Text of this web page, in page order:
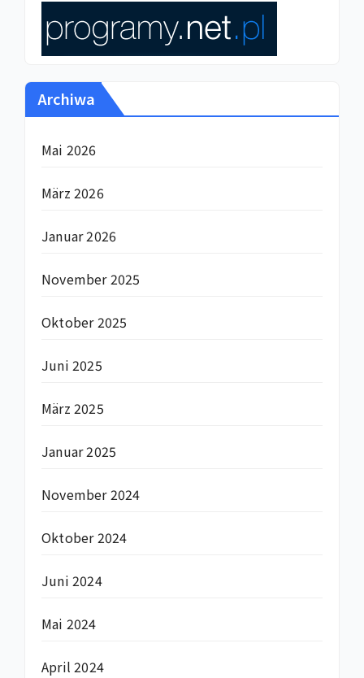
Archiwa
Mai 2026
März 2026
Januar 2026
November 2025
Oktober 2025
Juni 2025
März 2025
Januar 2025
November 2024
Oktober 2024
Juni 2024
Mai 2024
April 2024